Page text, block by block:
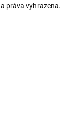
práva vyhrazena.